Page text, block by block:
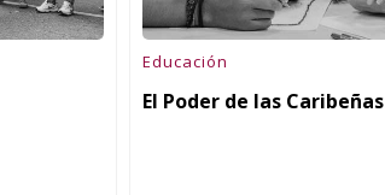
Educación
El Poder de las Caribeñas